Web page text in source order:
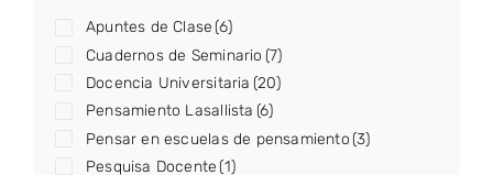
Apuntes de Clase(6)
Cuadernos de Seminario (7)
Docencia Universitaria (20)
Pensamiento Lasallista (6)
Pensar en escuelas de pensamiento(3)
Pesquisa Docente(1)